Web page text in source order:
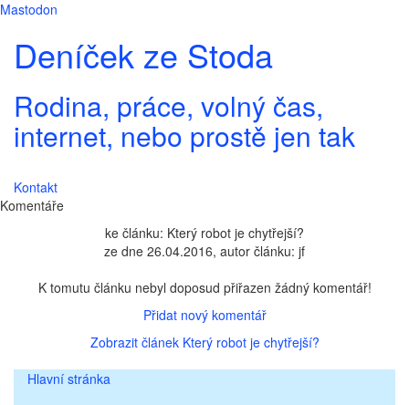
Mastodon
Deníček ze Stoda
Rodina, práce, volný čas,
internet, nebo prostě jen tak
Kontakt
Komentáře
ke článku: Který robot je chytřejší?
ze dne 26.04.2016, autor článku: jf
K tomutu článku nebyl doposud přiřazen žádný komentář!
Přidat nový komentář
Zobrazit článek Který robot je chytřejší?
Hlavní stránka